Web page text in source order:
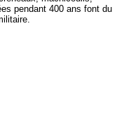
pendant 400 ans font du